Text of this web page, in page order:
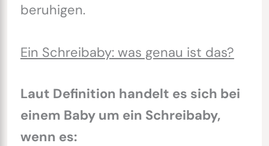
beruhigen.
Ein Schreibaby: was genau ist das?
Laut Definition handelt es sich bei
einem Baby um ein Schreibaby,
wenn es: